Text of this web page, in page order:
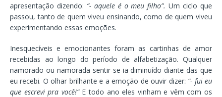
apresentação dizendo: “- aquele é o meu filho”.Um ciclo que
passou, tanto de quem viveu ensinando, como de quem viveu
experimentando essas emoções.
Inesquecíveis e emocionantes foram as cartinhas de amor
recebidas ao longo do período de alfabetização. Qualquer
namorado ou namorada sentir-se-ia diminuído diante das que
eu recebi. O olhar brilhante e a emoção de ouvir dizer: “- fui eu
que escrevi pra você!” E todo ano eles vinham e vêm com os